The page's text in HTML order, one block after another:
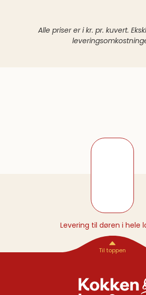
Alle priser er i kr. pr. kuvert.
Levering til døren i hele